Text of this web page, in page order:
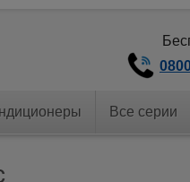
Все серии